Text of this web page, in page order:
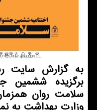
به گزارش سایت
برگزیده ششمین
سلامت روان
وزارت بهداشت به